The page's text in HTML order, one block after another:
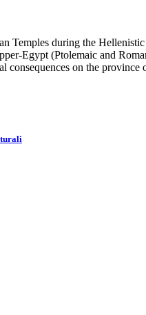
Temples during the
Egypt (Ptolemaic and
consequences on the